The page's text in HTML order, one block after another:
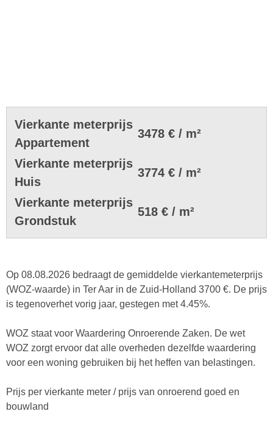
Vierkante meterprijs
Appartement
3478 € / m²
Vierkante meterprijs
Huis
3774 € / m²
Vierkante meterprijs
Grondstuk
518 € / m²
Op 08.08.2026 bedraagt de gemiddelde vierkantemeterprijs
(WOZ-waarde) in Ter Aar in de Zuid-Holland 3700 €. De prijs
is tegenoverhet vorig jaar, gestegen met 4.45%.
WOZ staat voor Waardering Onroerende Zaken. De wet
WOZ zorgt ervoor dat alle overheden dezelfde waardering
voor een woning gebruiken bij het heffen van belastingen.
Prijs per vierkante meter / prijs van onroerend goed en
bouwland